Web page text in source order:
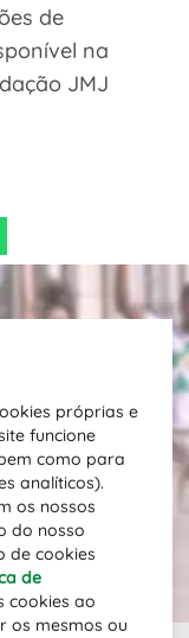
de
na
JMJ
próprias e
funcione
como para
analíticos).
os nossos
do nosso
de cookies
de
cookies ao
os mesmos ou